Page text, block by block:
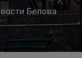
Белова